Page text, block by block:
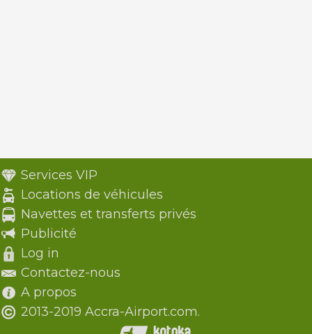
Services VIP
Locations de véhicules
Navettes et transferts privés
Publicité
Log in
Contactez-nous
A propos
2013-2019 Accra-Airport.com.